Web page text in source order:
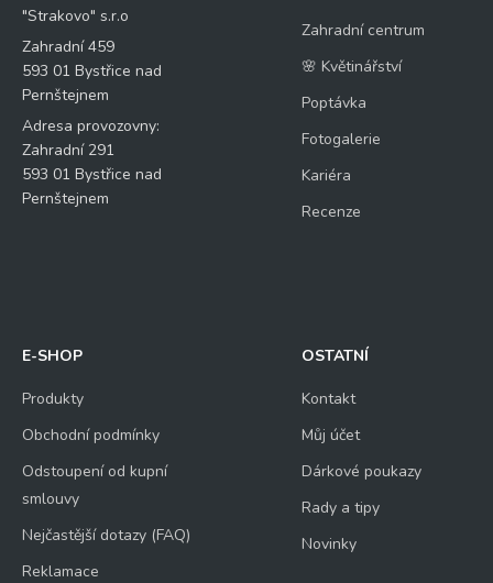
"Strakovo" s.r.o
Zahradní 459
593 01 Bystřice nad
Pernštejnem
Adresa provozovny:
Zahradní 291
593 01 Bystřice nad
Pernštejnem
Zahradní centrum
🌸 Květinářství
Poptávka
Fotogalerie
Kariéra
Recenze
E-SHOP
Produkty
Obchodní podmínky
Odstoupení od kupní
smlouvy
Nejčastější dotazy (FAQ)
Reklamace
OSTATNÍ
Kontakt
Můj účet
Dárkové poukazy
Rady a tipy
Novinky